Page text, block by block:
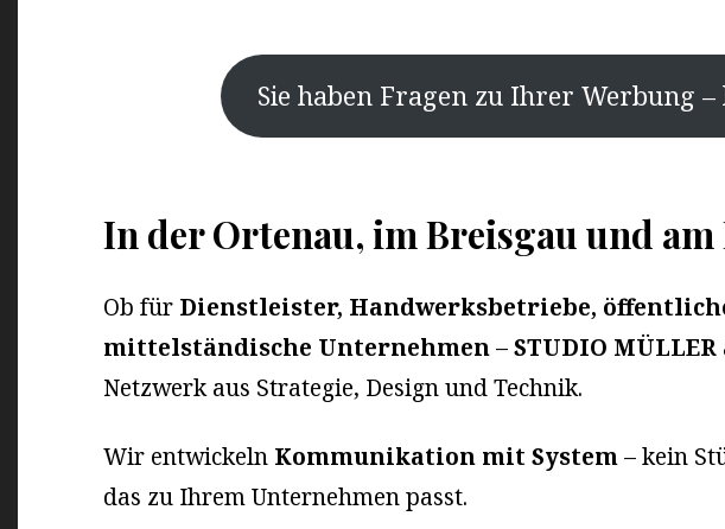
Sie haben Fragen zu Ihrer Werbung
In der Ortenau, im Breisgau und
Ob für Dienstleister, Handwerksbetriebe,
mittelständische Unternehmen–STUDIO MÜLLER
Netzwerk aus Strategie, Design und Technik.
Wir entwickeln Kommunikation mit System– kein
das zu Ihrem Unternehmen passt.